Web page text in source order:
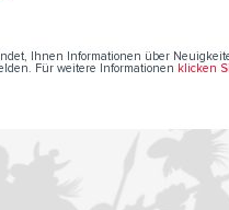
Ihnen Informationen über
Für weitere Informationen klicken